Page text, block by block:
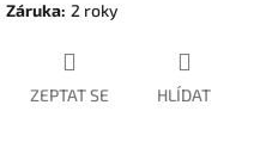
Záruka: 2 roky
ZEPTAT SE HLÍDAT